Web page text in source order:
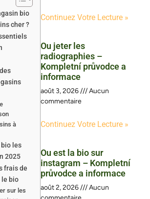
bio
cher ?
à
les
2025
frais de
le bio
sur les
Continuez Votre Lecture »
Ou jeter les
radiographies –
Kompletní průvodce a
informace
août 3, 2026
Aucun
commentaire
Continuez Votre Lecture »
Ou est la bio sur
instagram – Kompletní
průvodce a informace
août 2, 2026
Aucun